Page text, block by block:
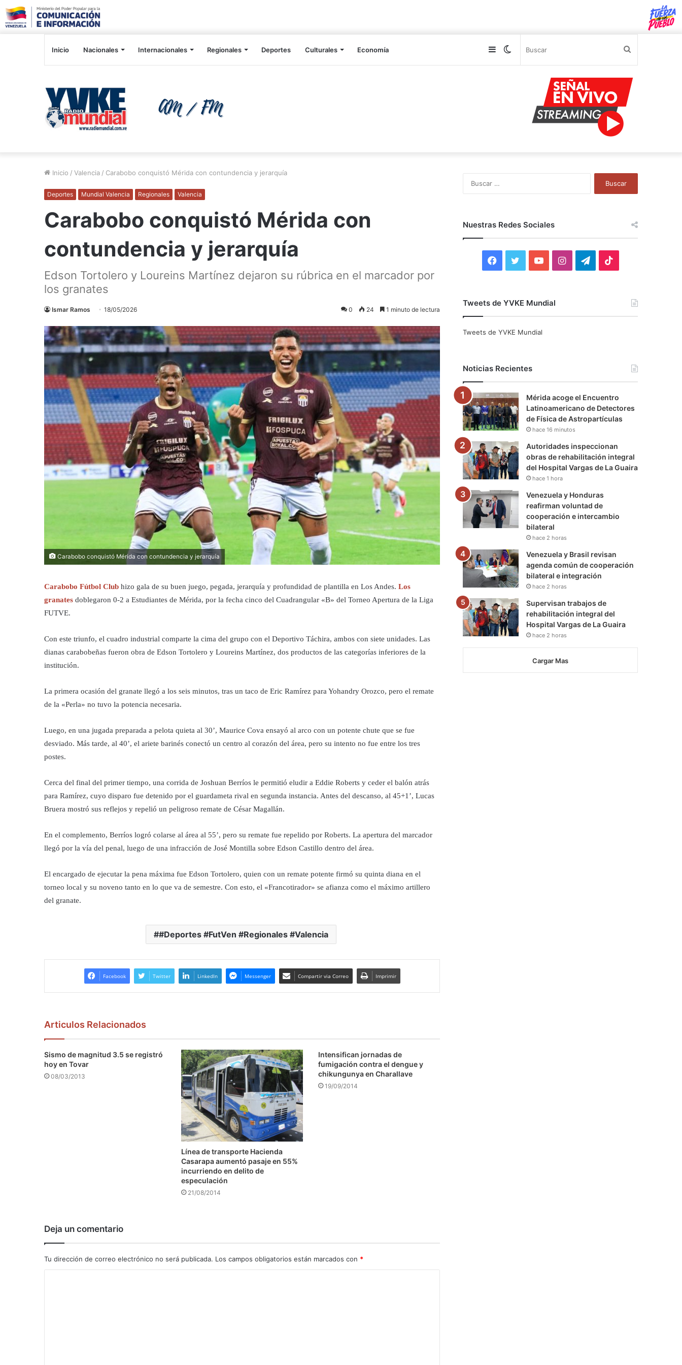
Inicio Nacionales Internacionales Regionales Deportes Culturales Economía Switch
Sidebar
Inicio / Valencia / Carabobo conquistó Mérida con contundencia y jerarquía
Deportes Mundial Valencia Regionales Valencia
Carabobo conquistó Mérida con
contundencia y jerarquía
Edson Tortolero y Loureins Martínez dejaron su rúbrica en el marcador por
los granates
Ismar Ramos 18/05/2026 0 24 1 minuto de lectura
Carabobo conquistó Mérida con contundencia y jerarquía
Carabobo Fútbol Club hizo gala de su buen juego, pegada, jerarquía y profundidad de plantilla en Los Andes. Los
granates doblegaron 0-2 a Estudiantes de Mérida, por la fecha cinco del Cuadrangular «B» del Torneo Apertura de la Liga
FUTVE.
Con este triunfo, el cuadro industrial comparte la cima del grupo con el Deportivo Táchira, ambos con siete unidades. Las
dianas carabobeñas fueron obra de Edson Tortolero y Loureins Martínez, dos productos de las categorías inferiores de la
institución.
La primera ocasión del granate llegó a los seis minutos, tras un taco de Eric Ramírez para Yohandry Orozco, pero el remate
de la «Perla» no tuvo la potencia necesaria.
Luego, en una jugada preparada a pelota quieta al 30’, Maurice Cova ensayó al arco con un potente chute que se fue
desviado. Más tarde, al 40’, el ariete barinés conectó un centro al corazón del área, pero su intento no fue entre los tres
postes.
Cerca del final del primer tiempo, una corrida de Joshuan Berríos le permitió eludir a Eddie Roberts y ceder el balón atrás
para Ramírez, cuyo disparo fue detenido por el guardameta rival en segunda instancia. Antes del descanso, al 45+1’, Lucas
Bruera mostró sus reflejos y repelió un peligroso remate de César Magallán.
En el complemento, Berríos logró colarse al área al 55’, pero su remate fue repelido por Roberts. La apertura del marcador
llegó por la vía del penal, luego de una infracción de José Montilla sobre Edson Castillo dentro del área.
El encargado de ejecutar la pena máxima fue Edson Tortolero, quien con un remate potente firmó su quinta diana en el
torneo local y su noveno tanto en lo que va de semestre. Con esto, el «Francotirador» se afianza como el máximo artillero
del granate.
#Deportes #FutVen #Regionales #Valencia
Facebook Twitter LinkedIn Messenger Compartir via Correo Imprimir
Articulos Relacionados
Sismo de magnitud 3.5 se registró
hoy en Tovar
08/03/2013
Línea de transporte Hacienda
Casarapa aumentó pasaje en 55%
incurriendo en delito de
especulación
21/08/2014
Intensifican jornadas de
fumigación contra el dengue y
chikungunya en Charallave
19/09/2014
Deja un comentario
Tu dirección de correo electrónico no será publicada. Los campos obligatorios están marcados con *
Nuestras Redes Sociales
F
c
o
k
i
r
Y
u
e
I
r
a
m
T
a
m
Tweets de YVKE Mundial
Tweets de YVKE Mundial
Noticias Recientes
Mérida acoge el Encuentro
Latinoamericano de Detectores
de Física de Astropartículas
hace 16 minutos
Autoridades inspeccionan
obras de rehabilitación integral
del Hospital Vargas de La Guaira
hace 1 hora
Venezuela y Honduras
reafirman voluntad de
cooperación e intercambio
bilateral
hace 2 horas
Venezuela y Brasil revisan
agenda común de cooperación
bilateral e integración
hace 2 horas
Supervisan trabajos de
rehabilitación integral del
Hospital Vargas de La Guaira
hace 2 horas
Cargar Mas